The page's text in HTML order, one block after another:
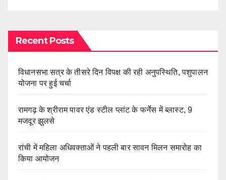
Recent Posts
विधानसभा सत्र के तीसरे दिन विपक्ष की रही अनुपस्थिति, पशुपालन
योजना पर हुई चर्चा
रामगढ़ के श्रीराम पावर एंड स्टील प्लांट के फर्नेस में ब्लास्ट, 9
मजदूर झुलसे
रांची में महिला अधिवक्ताओं ने पहली बार सावन मिलन समारोह का
किया आयोजन